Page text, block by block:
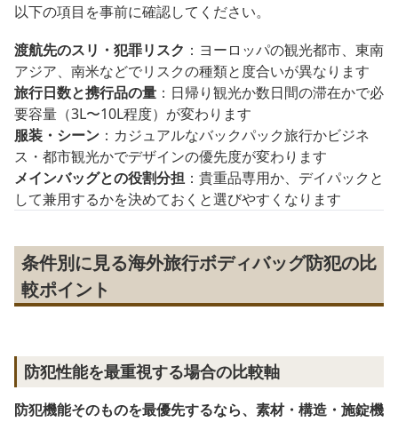
以下の項目を事前に確認してください。
渡航先のスリ・犯罪リスク ：ヨーロッパの観光都市、東南
アジア、南米などでリスクの種類と度合いが異なります
旅行日数と携行品の量 ：日帰り観光か数日間の滞在かで必
要容量（3L〜10L程度）が変わります
服装・シーン ：カジュアルなバックパック旅行かビジネ
ス・都市観光かでデザインの優先度が変わります
メインバッグとの役割分担 ：貴重品専用か、デイパックと
して兼用するかを決めておくと選びやすくなります
条件別に見る海外旅行ボディバッグ防犯の比
較ポイント
防犯性能を最重視する場合の比較軸
防犯機能そのものを最優先するなら、素材・構造・施錠機